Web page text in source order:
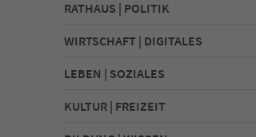
RATHAUS | POLITIK
WIRTSCHAFT | DIGITALES
LEBEN | SOZIALES
KULTUR | FREIZEIT